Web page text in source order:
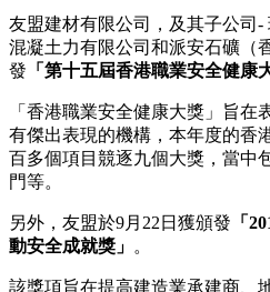
友盟建材有限公司，及其子公司-
混凝土力有限公司和派安石礦（
發 「第十五屆香港職業安全健康
「香港職業安全健康大獎」旨
有傑出表現的機構，本年度的香
百多個項目競逐九個大獎，當中
門等。
另外，友盟於9月22日獲頒發 「
動安全成就獎 」 。
該獎項旨在提高建造業承建商、